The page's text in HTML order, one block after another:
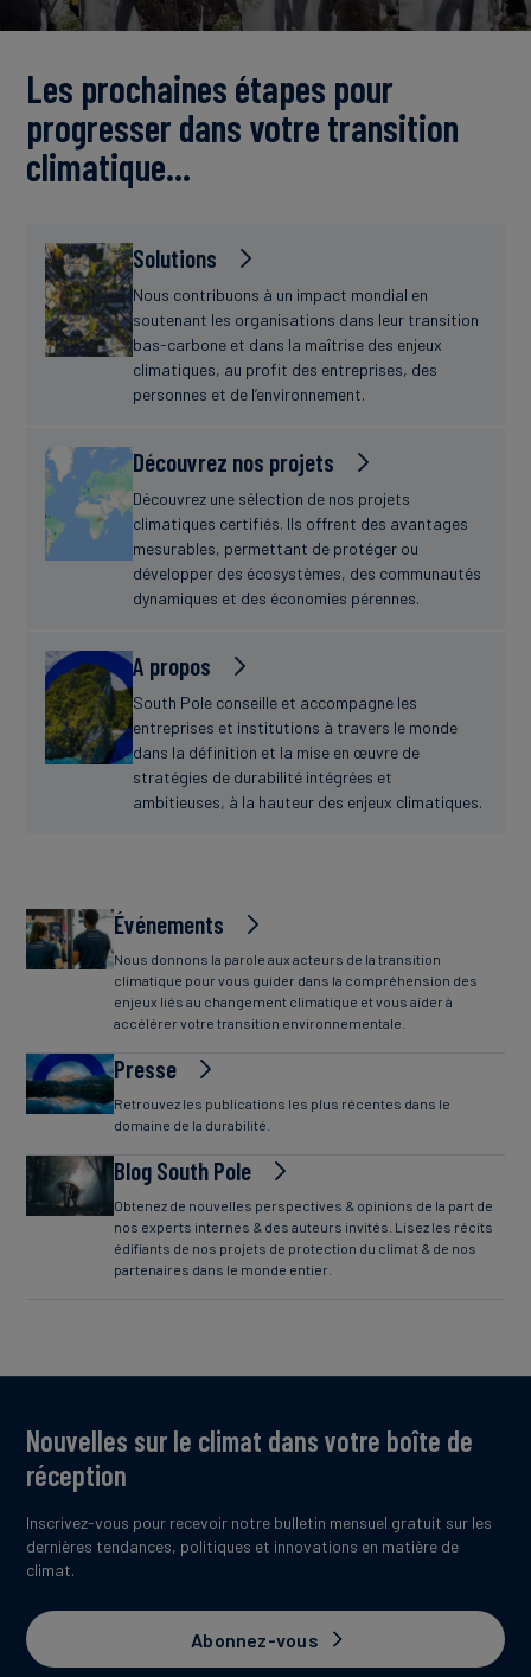
Les prochaines étapes pour
progresser dans votre transition
climatique…
Solutions
Nous contribuons à un impact mondial en
soutenant les organisations dans leur transition
bas-carbone et dans la maîtrise des enjeux
climatiques, au profit des entreprises, des
personnes et de l’environnement.
Découvrez nos projets
Découvrez une sélection de nos projets
climatiques certifiés. Ils offrent des avantages
mesurables, permettant de protéger ou
développer des écosystèmes, des communautés
dynamiques et des économies pérennes.
A propos
South Pole conseille et accompagne les
entreprises et institutions à travers le monde
dans la définition et la mise en œuvre de
stratégies de durabilité intégrées et
ambitieuses, à la hauteur des enjeux climatiques.
Événements
Nous donnons la parole aux acteurs de la transition
climatique pour vous guider dans la compréhension des
enjeux liés au changement climatique et vous aider à
accélérer votre transition environnementale.
Presse
Retrouvez les publications les plus récentes dans le
domaine de la durabilité.
Blog South Pole
Obtenez de nouvelles perspectives & opinions de la part de
nos experts internes & des auteurs invités. Lisez les récits
édifiants de nos projets de protection du climat & de nos
partenaires dans le monde entier.
Nouvelles sur le climat dans votre boîte de
réception
Inscrivez-vous pour recevoir notre bulletin mensuel gratuit sur les
dernières tendances, politiques et innovations en matière de
climat.
Abonnez-vous